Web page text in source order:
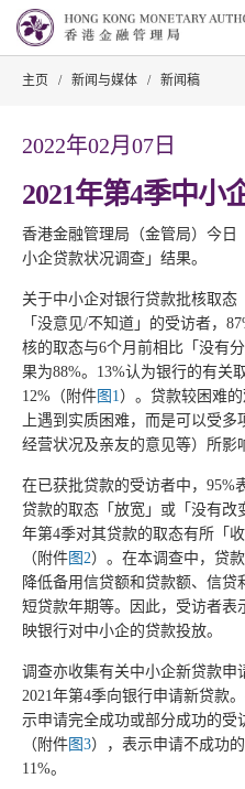
主页 / 新闻与媒体 / 新闻稿
2022年02月07日
2021年第4季中小
香港金融管理局（金管局）今日
小企贷款状况调查」结果。
关于中小企对银行贷款批核取
「没意见/不知道」的受访者，
核的取态与6个月前相比「没有
果为88%。13%认为银行的有关
12%（附件图1）。贷款较困难
上遇到实质困难，而是可以受
经营状况及亲友的意见等）所影
在已获批贷款的受访者中，95%
贷款的取态「放宽」或「没有改
年第4季对其贷款的取态有所「
（附件图2）。在本调查中，贷
降低备用信贷额和贷款额、信
短贷款年期等。因此，受访者表
映银行对中小企的贷款投放。
调查亦收集有关中小企新贷款申
2021年第4季向银行申请新贷款
示申请完全成功或部分成功的受
（附件图3），表示申请不成功
11%。